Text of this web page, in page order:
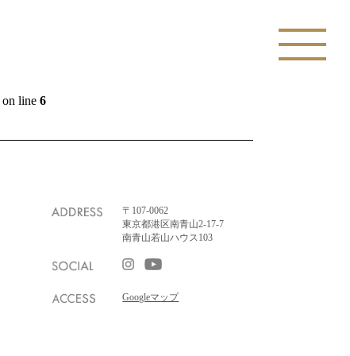
on line 6
〒107-0062
東京都港区南青山2-17-7
南青山若山ハウス103
Googleマップ